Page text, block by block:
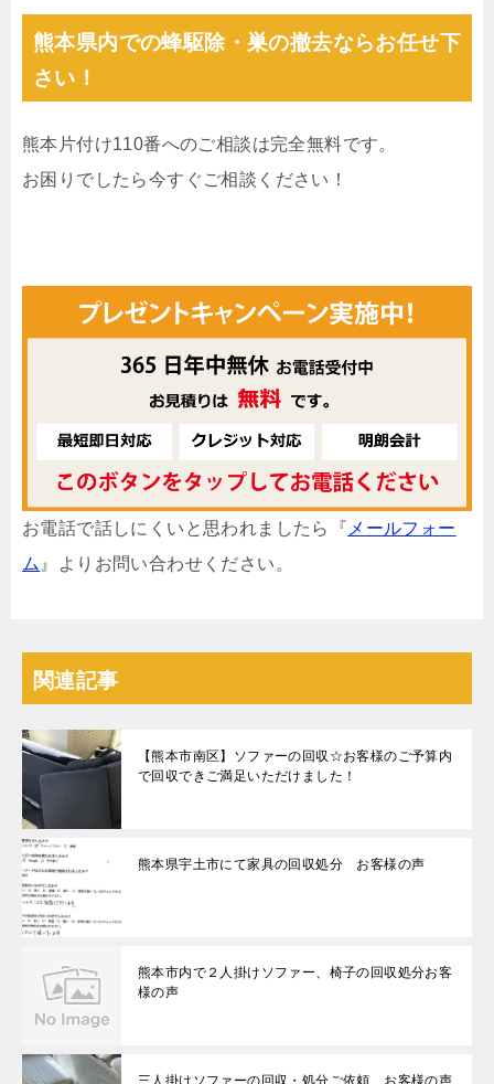
熊本県内での蜂駆除・巣の撤去ならお任せ下
さい！
熊本片付け110番へのご相談は完全無料です。
お困りでしたら今すぐご相談ください！
お電話で話しにくいと思われましたら『 メールフォー
ム 』よりお問い合わせください。
関連記事
【熊本市南区】ソファーの回収☆お客様のご予算内
で回収できご満足いただけました！
熊本県宇土市にて家具の回収処分 お客様の声
熊本市内で２人掛けソファー、椅子の回収処分お客
様の声